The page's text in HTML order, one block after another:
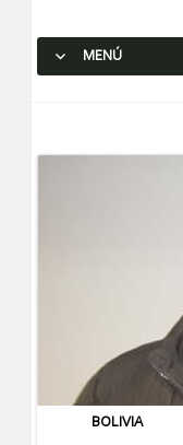
MENÚ
BOLIVIA